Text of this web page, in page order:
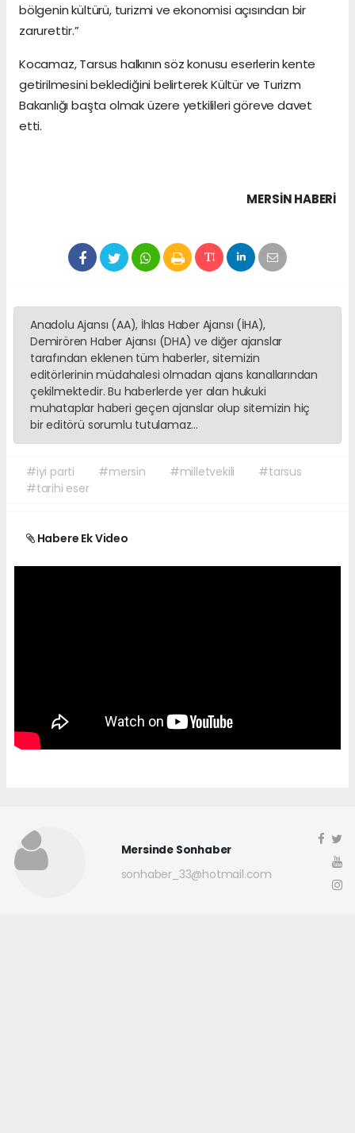
bölgenin kültürü, turizmi ve ekonomisi açısından bir
zarurettir.”
Kocamaz, Tarsus halkının söz konusu eserlerin kente
getirilmesini beklediğini belirterek Kültür ve Turizm
Bakanlığı başta olmak üzere yetkilileri göreve davet
etti.
MERSIN HABERİ
Anadolu Ajansı (AA), İhlas Haber Ajansı (İHA),
Demirören Haber Ajansı (DHA) ve diğer ajanslar
tarafından eklenen tüm haberler, sitemizin
editörlerinin müdahalesi olmadan ajans kanallarından
çekilmektedir. Bu haberlerde yer alan hukuki
muhataplar haberi geçen ajanslar olup sitemizin hiç
bir editörü sorumlu tutulamaz...
#iyi parti #mersin #milletvekili
#tarsus
#tarihi eser
Habere Ek Video
Mersinde Sonhaber
sonhaber_33@hotmail.com